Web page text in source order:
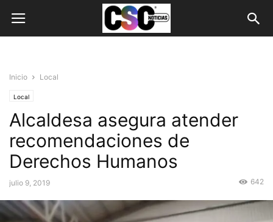
Inicio Local
Local
Alcaldesa asegura atender
recomendaciones de
Derechos Humanos
julio 9, 2019 642